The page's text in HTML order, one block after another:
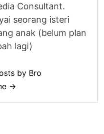
Consultant.
seorang isteri
anak (belum plan
lagi)
by Bro
→